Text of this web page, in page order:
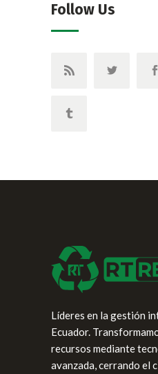
Follow Us
Líderes en la gestión
Ecuador.
recursos mediante
avanzada, cerrando el